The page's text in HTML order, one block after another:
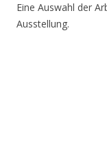
Eine Auswahl der
Ausstellung.